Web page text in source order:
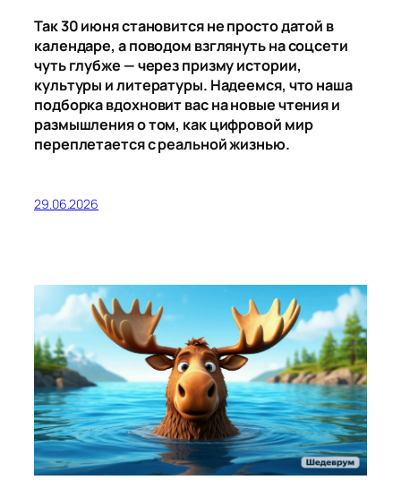
Так 30 июня становится не просто датой в
календаре, а поводом взглянуть на соцсети
чуть глубже — через призму истории,
культуры и литературы. Надеемся, что наша
подборка вдохновит вас на новые чтения и
размышления о том, как цифровой мир
переплетается с реальной жизнью.
29.06.2026